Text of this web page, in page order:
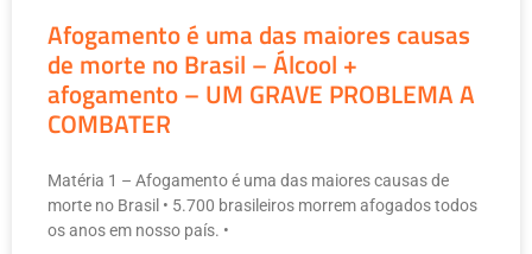
Afogamento é uma das maiores causas
de morte no Brasil – Álcool +
afogamento – UM GRAVE PROBLEMA A
COMBATER
Matéria 1 – Afogamento é uma das maiores causas de
morte no Brasil • 5.700 brasileiros morrem afogados todos
os anos em nosso país. •